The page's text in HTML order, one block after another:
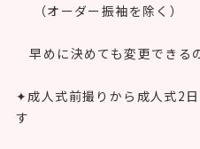
（オーダー振袖を除く）
早めに決めても変更できる
✦成人式前撮りから成人式2
す